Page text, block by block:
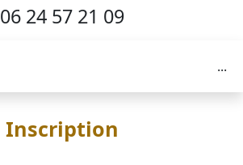
06 24 57 21 09
...
Inscription